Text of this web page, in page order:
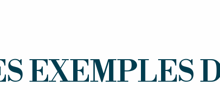
EXEMPLES